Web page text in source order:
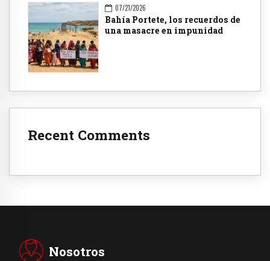
07/21/2026
Bahía Portete, los recuerdos de
una masacre en impunidad
Recent Comments
Nosotros